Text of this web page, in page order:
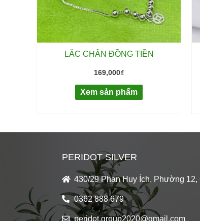
LẮC CHÂN ĐỒNG TIỀN
169,000₫
Xem sản phẩm
PERIDOT SILVER
430/29 Phan Huy Ích, Phường 12,
0362 888 679
peridot.group2020@gmail.com